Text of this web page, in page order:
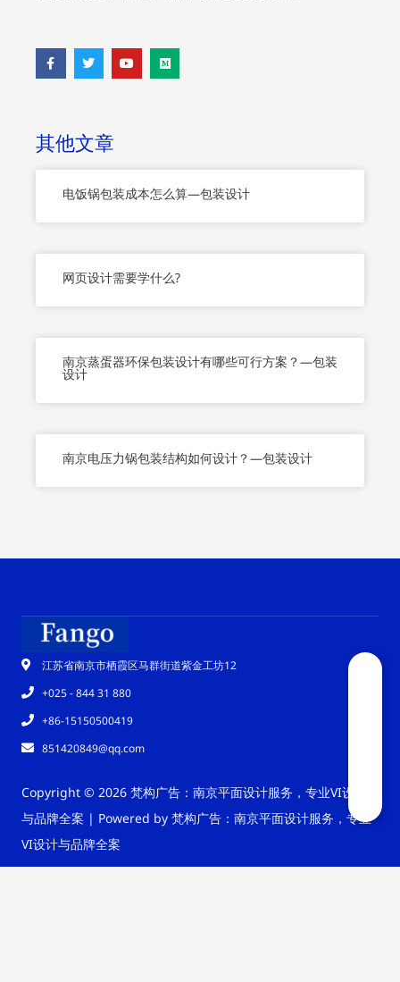
F
a
c
k
-
f
T
w
i
Y
o
u
M
e
d
其他文章
电饭锅包装成本怎么算—包装设计
网页设计需要学什么?
南京蒸蛋器环保包装设计有哪些可行方案？—包装
设计
南京电压力锅包装结构如何设计？—包装设计
江苏省南京市栖霞区马群街道紫金工坊12
+025 - 844 31 880
+86-15150500419
851420849@qq.com
Copyright © 2026 梵构广告：南京平面设计服务，专业VI设计
与品牌全案 | Powered by 梵构广告：南京平面设计服务，专业
VI设计与品牌全案